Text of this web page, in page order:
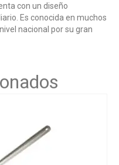
con un diseño
Es conocida en muchos
nacional por su gran